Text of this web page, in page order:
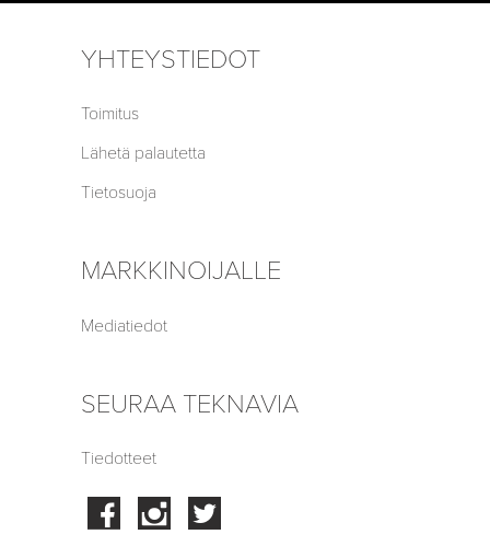
YHTEYSTIEDOT
Toimitus
Lähetä palautetta
Tietosuoja
MARKKINOIJALLE
Mediatiedot
SEURAA TEKNAVIA
Tiedotteet
FacebookInstagram